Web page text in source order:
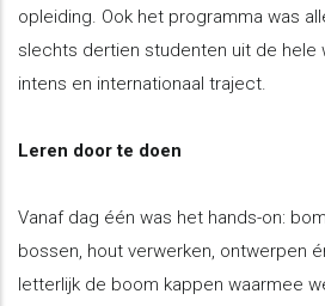
opleiding. Ook het programma was
slechts dertien studenten uit de hele
intens en internationaal traject.
Leren door te doen
Vanaf dag één was het hands-on:
bossen, hout verwerken, ontwerpen
letterlijk de boom kappen waarmee